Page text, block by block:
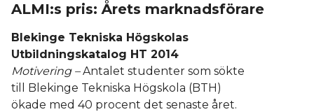
ALMI:s pris: Årets marknadsförare
Blekinge Tekniska Högskolas
Utbildningskatalog HT 2014
Motivering –Antalet studenter som sökte
till Blekinge Tekniska Högskola (BTH)
ökade med 40 procent det senaste året.